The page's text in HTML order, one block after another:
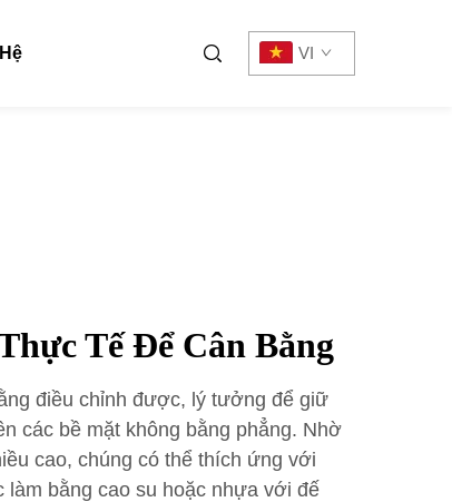
VI
Tế Để Cân Bằng
điều chỉnh được, lý tưởng để giữ
các bề mặt không bằng phẳng. Nhờ
cao, chúng có thể thích ứng với
bằng cao su hoặc nhựa với đế